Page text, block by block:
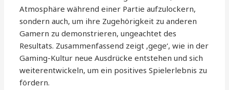
Atmosphäre während einer Partie aufzulockern,
sondern auch, um ihre Zugehörigkeit zu anderen
Gamern zu demonstrieren, ungeachtet des
Resultats. Zusammenfassend zeigt ‚gege‘, wie in der
Gaming-Kultur neue Ausdrücke entstehen und sich
weiterentwickeln, um ein positives Spielerlebnis zu
fördern.